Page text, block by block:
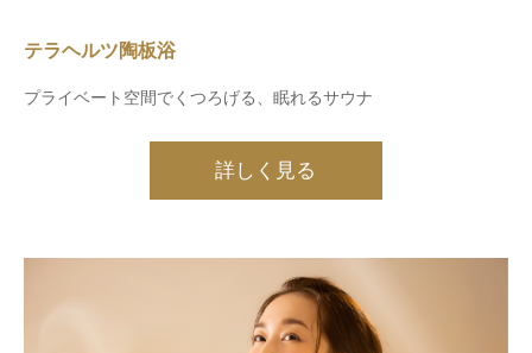
テラヘルツ陶板浴
プライベート空間でくつろげる、眠れるサウナ
詳しく見る